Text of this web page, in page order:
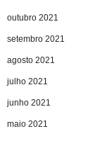
outubro 2021
setembro 2021
agosto 2021
julho 2021
junho 2021
maio 2021